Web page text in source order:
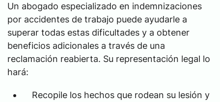
Un abogado especializado en indemnizaciones
por accidentes de trabajo puede ayudarle a
superar todas estas dificultades y a obtener
beneficios adicionales a través de una
reclamación reabierta. Su representación legal lo
hará:
Recopile los hechos que rodean su lesión y